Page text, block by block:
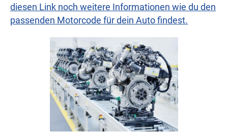
diesen Link noch weitere Informationen wie du den
passenden Motorcode für dein Auto findest.